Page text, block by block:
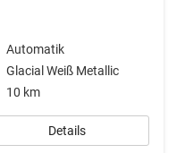
Automatik
Glacial Weiß Metallic
10 km
Details